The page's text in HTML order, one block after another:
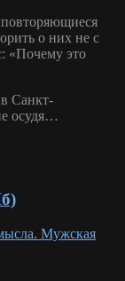
о них не с
«Почему это
Санкт-
осудя…